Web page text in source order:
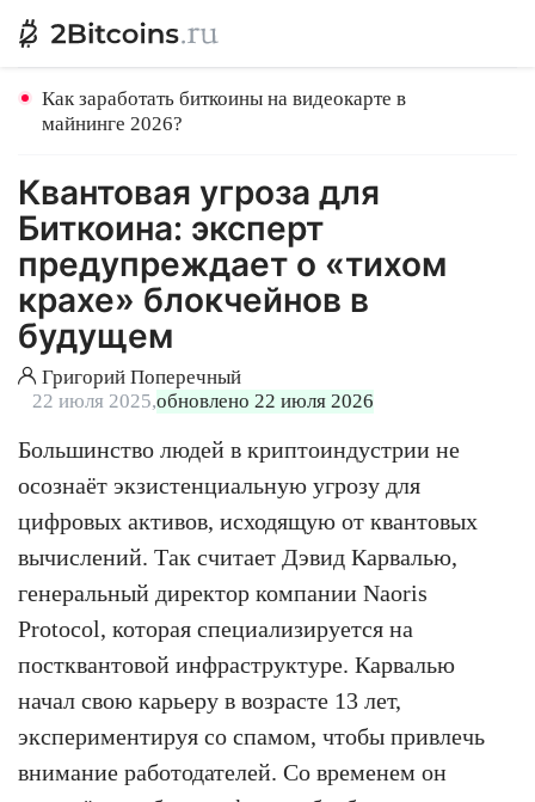
Как заработать биткоины на видеокарте в
майнинге 2026?
Квантовая угроза для
Биткоина: эксперт
предупреждает о «тихом
крахе» блокчейнов в
будущем
Григорий Поперечный
22 июля 2025,обновлено 22 июля 2026
Большинство людей в криптоиндустрии не
осознаёт экзистенциальную угрозу для
цифровых активов, исходящую от квантовых
вычислений. Так считает Дэвид Карвалью,
генеральный директор компании Naoris
Protocol, которая специализируется на
постквантовой инфраструктуре. Карвалью
начал свою карьеру в возрасте 13 лет,
экспериментируя со спамом, чтобы привлечь
внимание работодателей. Со временем он